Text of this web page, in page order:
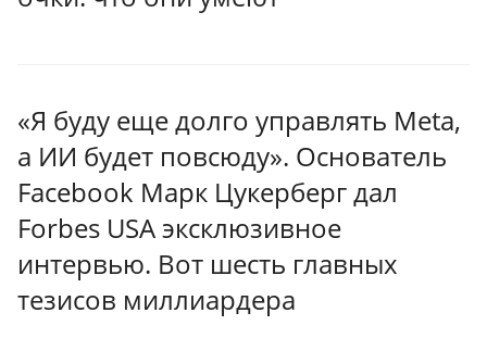
«Я буду еще долго управлять Meta,
а ИИ будет повсюду». Основатель
Facebook Марк Цукерберг дал
Forbes USA эксклюзивное
интервью. Вот шесть главных
тезисов миллиардера